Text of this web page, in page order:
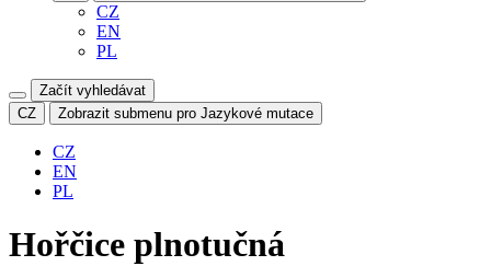
CZ
EN
PL
Začít vyhledávat
CZ
Zobrazit submenu pro Jazykové mutace
CZ
EN
PL
Hořčice plnotučná